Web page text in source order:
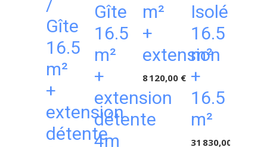
/
Gîte
16.5
m²
+
extension
détente
Gîte
16.5
m²
+
extension
détente
4m
m²
+
extension
8 120,00 €
Isolé
16.5
m²
+
16.5
m²
31 830,00 €